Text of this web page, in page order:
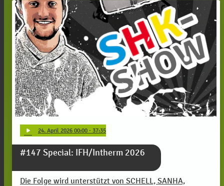
play_arrow 24. April 2026 00:00 · 37:35
#147 Special: IFH/Intherm 2026
Die Folge wird unterstützt von SCHELL, SANHA,